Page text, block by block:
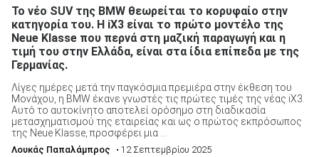
Το νέο SUV της BMW θεωρείται το κορυφαίο στην
κατηγορία του. Η iX3 είναι το πρώτο μοντέλο της
Neue Klasse που περνά στη μαζική παραγωγή και η
τιμή του στην Ελλάδα, είναι στα ίδια επίπεδα με της
Γερμανίας.
Λίγες ημέρες μετά την παγκόσμια πρεμιέρα στην έκθεση του
Μονάχου, η BMW έκανε γνωστές τις πρώτες τιμές της νέας iX3.
Αυτό το αυτοκίνητο αποτελεί ορόσημο στη διαδικασία
μετασχηματισμού της εταιρείας και ως ο πρώτος εκπρόσωπος
της Neue Klasse, προσφέρει μια ...
Λουκάς Παπαλάμπρος • 12 Σεπτεμβρίου 2025